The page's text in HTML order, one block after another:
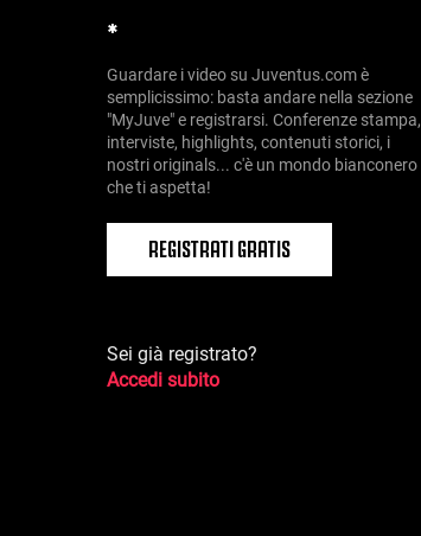
*
Guardare i video su Juventus.com è
semplicissimo: basta andare nella sezione
"MyJuve" e registrarsi. Conferenze stampa,
interviste, highlights, contenuti storici, i
nostri originals... c'è un mondo bianconero
che ti aspetta!
REGISTRATI GRATIS
Sei già registrato?
Accedi subito